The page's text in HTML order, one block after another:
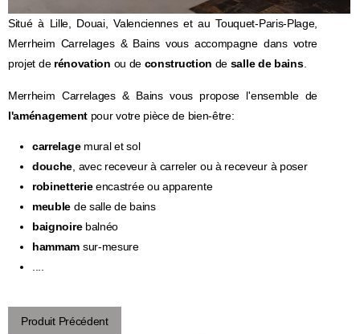
Situé à Lille, Douai, Valenciennes et au Touquet-Paris-Plage,
Merrheim Carrelages & Bains vous accompagne dans votre
projet de rénovation ou de construction de salle de bains.
Merrheim Carrelages & Bains vous propose l'ensemble de
l'aménagement pour votre pièce de bien-être:
carrelagemural et sol
douche , avec receveur à carreler ou à receveur à poser
robinetterieencastrée ou apparente
meuble de salle de bains
baignoirebalnéo
hammam sur-mesure
Produit Précédent